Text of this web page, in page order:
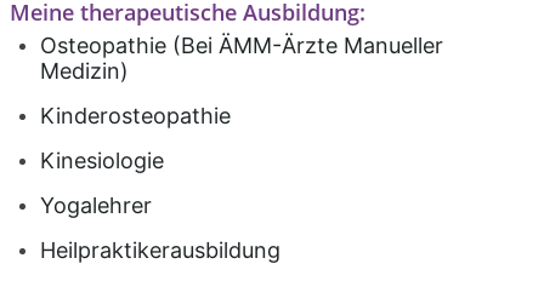
Meine therapeutische Ausbildung:
Osteopathie (Bei ÄMM-Ärzte Manueller
Medizin)
Kinderosteopathie
Kinesiologie
Yogalehrer
Heilpraktikerausbildung